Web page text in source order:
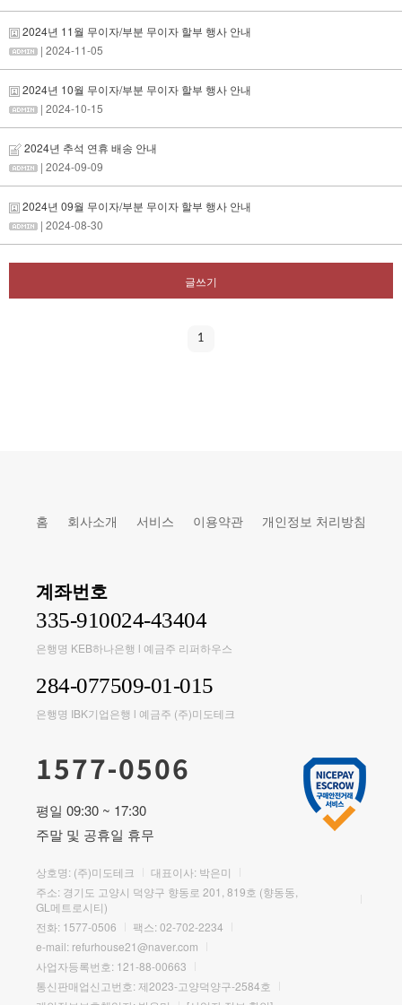
2024년 11월 무이자/부분 무이자 할부 행사 안내
| 2024-11-05
2024년 10월 무이자/부분 무이자 할부 행사 안내
| 2024-10-15
2024년 추석 연휴 배송 안내
| 2024-09-09
2024년 09월 무이자/부분 무이자 할부 행사 안내
| 2024-08-30
글쓰기
1
홈 회사소개 서비스 이용약관 개인정보 처리방침
계좌번호
335-910024-43404
은행명 KEB하나은행 l 예금주 리퍼하우스
284-077509-01-015
은행명 IBK기업은행 l 예금주 (주)미도테크
1577-0506
평일 09:30 ~ 17:30
주말 및 공휴일 휴무
상호명: (주)미도테크
대표이사: 박은미
주소: 경기도 고양시 덕양구 향동로 201, 819호 (향동동,
GL메트로시티)
전화: 1577-0506
팩스: 02-702-2234
e-mail: refurhouse21@naver.com
사업자등록번호: 121-88-00663
통신판매업신고번호: 제2023-고양덕양구-2584호